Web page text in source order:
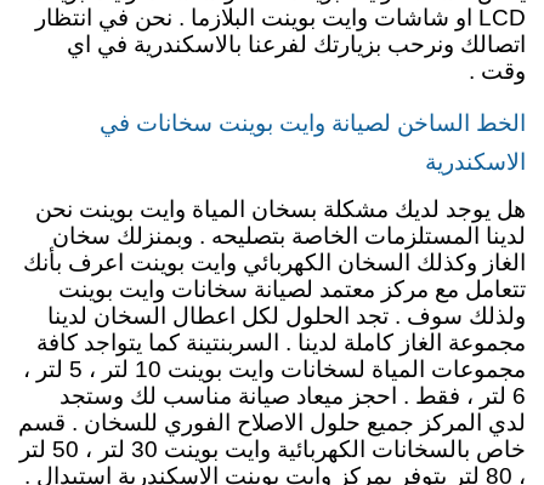
LCD او شاشات وايت بوينت البلازما . نحن في انتظار
اتصالك ونرحب بزيارتك لفرعنا بالاسكندرية في اي
وقت .
الخط الساخن لصيانة وايت بوينت سخانات في
الاسكندرية
هل يوجد لديك مشكلة بسخان المياة وايت بوينت نحن
لدينا المستلزمات الخاصة بتصليحه . وبمنزلك سخان
الغاز وكذلك السخان الكهربائي وايت بوينت اعرف بأنك
تتعامل مع مركز معتمد لصيانة سخانات وايت بوينت
ولذلك سوف . تجد الحلول لكل اعطال السخان لدينا
مجموعة الغاز كاملة لدينا . السربنتينة كما يتواجد كافة
مجموعات المياة لسخانات وايت بوينت 10 لتر ، 5 لتر ،
6 لتر ، فقط . احجز ميعاد صيانة مناسب لك وستجد
لدي المركز جميع حلول الاصلاح الفوري للسخان . قسم
خاص بالسخانات الكهربائية وايت بوينت 30 لتر ، 50 لتر
، 80 لتر يتوفر بمركز وايت بوينت الاسكندرية استبدال .